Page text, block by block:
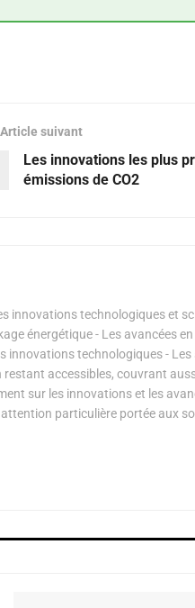
Article suivant
Les innovations les plus
émissions de CO2
innovations technologiques et
énergétique - Les avancées
innovations technologiques -
accessibles, couvrant
sur les innovations et les
particulière portée aux